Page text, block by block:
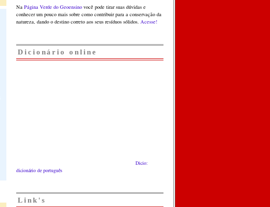
Na Página Verde do Geoensino você pode tirar suas dúvidas e
conhecer um pouco mais sobre como contribuir para a conservação da
natureza, dando o destino correto aos seus resíduos sólidos. Acesse!
Dicionário online
Dicio:
dicionário de português
Link's